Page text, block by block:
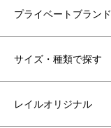
プライベートブランド
サイズ・種類で探す
レイルオリジナル